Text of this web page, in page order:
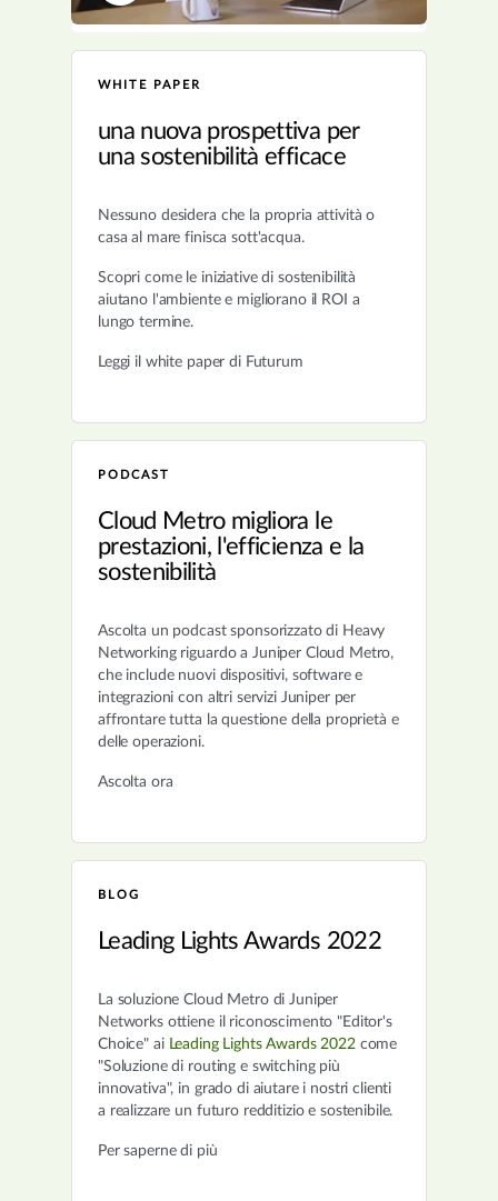
WHITE PAPER
una nuova prospettiva per
una sostenibilità efficace
Nessuno desidera che la propria attività o
casa al mare finisca sott'acqua.
Scopri come le iniziative di sostenibilità
aiutano l'ambiente e migliorano il ROI a
lungo termine.
Leggi il white paper di Futurum
PODCAST
Cloud Metro migliora le
prestazioni, l'efficienza e la
sostenibilità
Ascolta un podcast sponsorizzato di Heavy
Networking riguardo a Juniper Cloud Metro,
che include nuovi dispositivi, software e
integrazioni con altri servizi Juniper per
affrontare tutta la questione della proprietà e
delle operazioni.
Ascolta ora
BLOG
Leading Lights Awards 2022
La soluzione Cloud Metro di Juniper
Networks ottiene il riconoscimento "Editor's
Choice" ai Leading Lights Awards 2022come
"Soluzione di routing e switching più
innovativa", in grado di aiutare i nostri clienti
a realizzare un futuro redditizio e sostenibile.
Per saperne di più